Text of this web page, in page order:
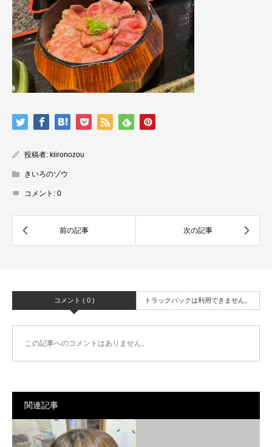
投稿者: kiironozou
きいろのゾウ
コメント: 0
コメント ( 0 ) トラックバックは利用できません。
この記事へのコメントはありません。
関連記事